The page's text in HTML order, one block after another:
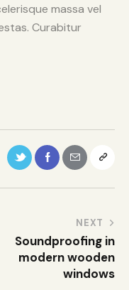
massa vel
Curabitur
NEXT
Soundproofing in
modern wooden
windows